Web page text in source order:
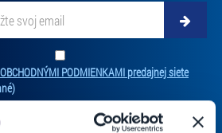
OBCHODNÝMI PODMIENKAMI predajnej siete
je